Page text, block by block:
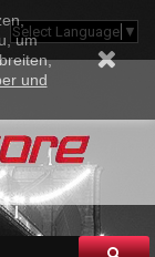
Select Language ▼
um
und